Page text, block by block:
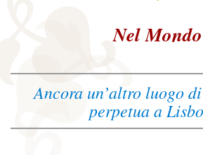
Nel Mondo
Ancora un’altro luogo
perpetua a